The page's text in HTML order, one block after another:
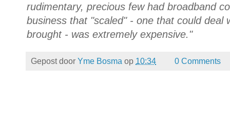
rudimentary, precious few had broadband
business that "scaled" - one that could deal
brought - was extremely expensive."
Gepost door Yme Bosma op 10:34 0 Comments